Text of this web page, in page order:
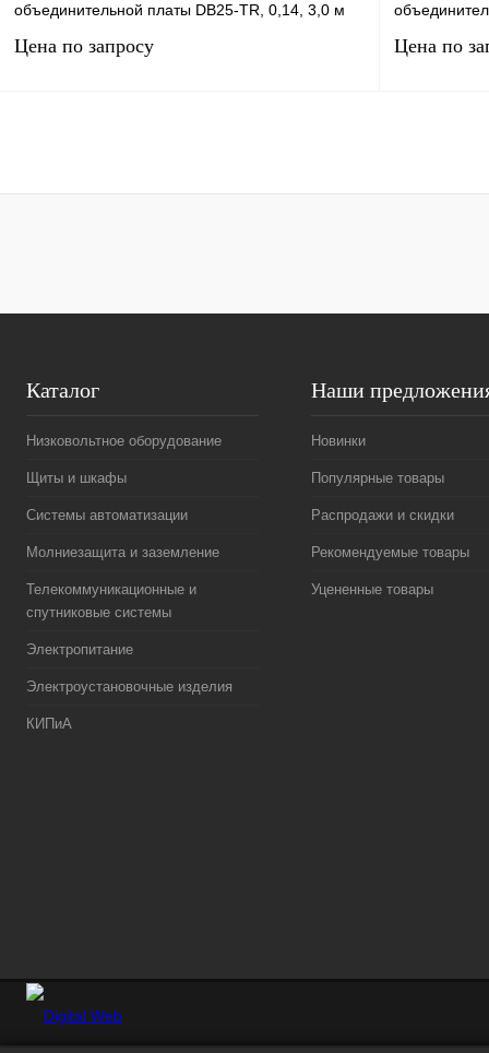
объединительной платы DB25-TR, 0,14, 3,0 м
Цена по запросу
Купить в 1 клик Сравнение
Цена по
Купить в 1
Каталог
Низковольтное оборудование
Щиты и шкафы
Системы автоматизации
Молниезащита и заземление
Телекоммуникационные и
спутниковые системы
Электропитание
Электроустановочные изделия
КИПиА
Наши
Новинки
Популярные товары
Распродажи и скидки
Рекомендуемые товары
Уцененные товары